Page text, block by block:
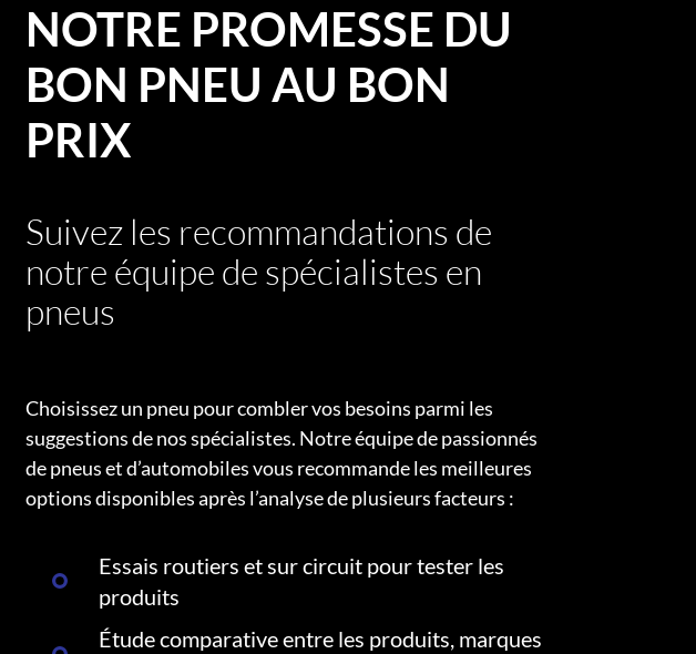
NOTRE PROMESSE DU
BON PNEU AU BON
PRIX
Suivez les recommandations de
notre équipe de spécialistes en
pneus
Choisissez un pneu pour combler vos besoins parmi les
suggestions de nos spécialistes. Notre équipe de passionnés
de pneus et d’automobiles vous recommande les meilleures
options disponibles après l’analyse de plusieurs facteurs :
Essais routiers et sur circuit pour tester les
produits
Étude comparative entre les produits, marques